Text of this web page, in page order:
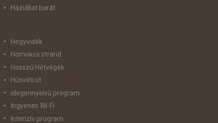
Háziállat barát
Hegyvidék
Homokos strand
Hosszú Hétvégék
Húsvéti út
idegennyelvű program
Ingyenes Wi-Fi
Intenzív program